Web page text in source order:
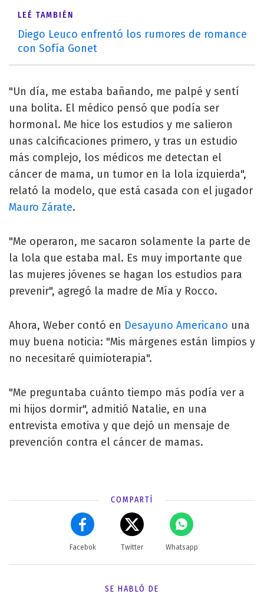
LEÉ TAMBIÉN
Diego Leuco enfrentó los rumores de romance
con Sofía Gonet
"Un día, me estaba bañando, me palpé y sentí
una bolita. El médico pensó que podía ser
hormonal. Me hice los estudios y me salieron
unas calcificaciones primero, y tras un estudio
más complejo, los médicos me detectan el
cáncer de mama, un tumor en la lola izquierda",
relató la modelo, que está casada con el jugador
Mauro Zárate.
"Me operaron, me sacaron solamente la parte de
la lola que estaba mal. Es muy importante que
las mujeres jóvenes se hagan los estudios para
prevenir", agregó la madre de Mía y Rocco.
Ahora, Weber contó en Desayuno Americano una
muy buena noticia: "Mis márgenes están limpios y
no necesitaré quimioterapia".
"Me preguntaba cuánto tiempo más podía ver a
mi hijos dormir", admitió Natalie, en una
entrevista emotiva y que dejó un mensaje de
prevención contra el cáncer de mamas.
COMPARTÍ
Facebok Twitter Whatsapp
SE HABLÓ DE